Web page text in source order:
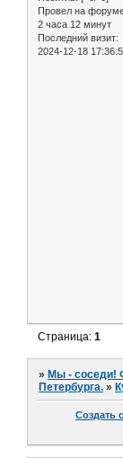
Провел на
2 часа 12 минут
Последний визит:
2024-12-18
Страница:1
»Мы - соседи!
Петербурга. »
Создать